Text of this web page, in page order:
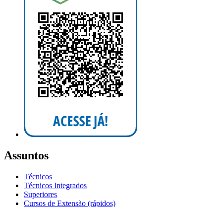
Assuntos
Técnicos
Técnicos Integrados
Superiores
Cursos de Extensão (rápidos)